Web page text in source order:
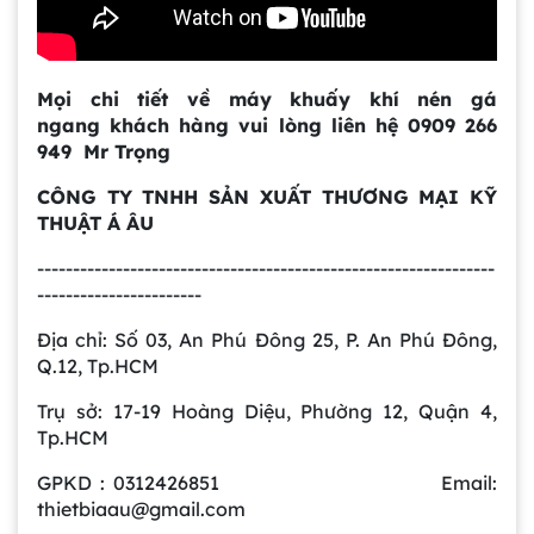
Mọi chi tiết về máy khuấy khí nén gá
ngang khách hàng vui lòng liên hệ 0909 266
949 Mr Trọng
CÔNG TY TNHH SẢN XUẤT THƯƠNG MẠI KỸ
THUẬT Á ÂU
----------------------------------------------------------------
-----------------------
Địa chỉ: Số 03, An Phú Đông 25, P. An Phú Đông,
Q.12, Tp.HCM
Trụ sở: 17-19 Hoàng Diệu, Phường 12, Quận 4,
Tp.HCM
GPKD : 0312426851 Email:
thietbiaau@gmail.com
Bồn khuấy công nghiệp là gì? Ứng dụng, cấu
tạo và cách chọn mua hiệu quả
Bồn Khuấy Phụ Gia Sơn - Giải Pháp Tối Ưu
Cho Ngành Sơn Phủ
Dự án máy khuấy trộn bồn bể công nghiệp
Bồn khuấy thực phẩm 8000 lít là gì? Cấu tạo,
Trong ngành chế biến thực phẩm hiện
và an toàn vệ sinh luôn là yếu tố hàng
đầu. Bồn khuấy thực phẩm 8000 lít
chính là giải pháp tối ưu giúp doanh
Bồn khuấy sơn là gì? Cấu tạo và nguyên lý
hoạt động chi tiết